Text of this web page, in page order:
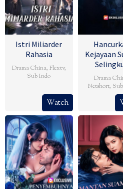
Istri Miliarder
Rahasia
Drama China, Flextv,
Sub Indo
Watch
Kejayaan
Drama
Netshort,